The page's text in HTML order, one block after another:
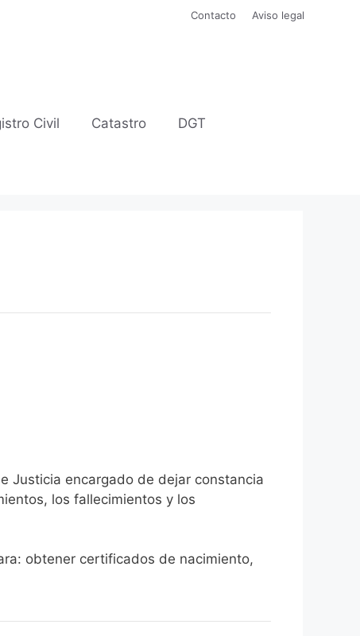
Contacto Aviso legal
Civil Catastro DGT
Justicia encargado de dejar constancia
los fallecimientos y los
obtener certificados de nacimiento,